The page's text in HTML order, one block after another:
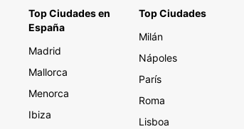
Top Ciudades en
España
Madrid
Mallorca
Menorca
Ibiza
Top Ciudades
Milán
Nápoles
París
Roma
Lisboa